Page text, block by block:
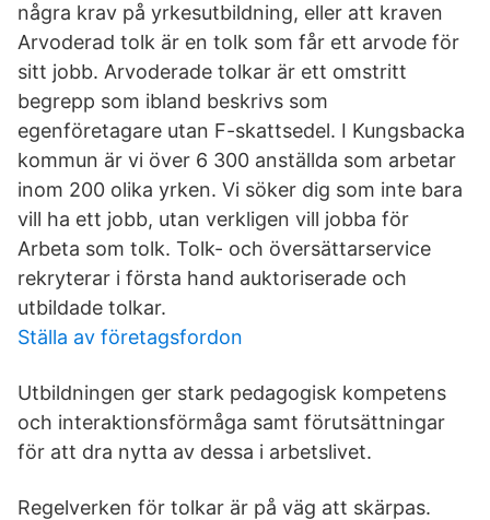
några krav på yrkesutbildning, eller att kraven
Arvoderad tolk är en tolk som får ett arvode för
sitt jobb. Arvoderade tolkar är ett omstritt
begrepp som ibland beskrivs som
egenföretagare utan F-skattsedel. I Kungsbacka
kommun är vi över 6 300 anställda som arbetar
inom 200 olika yrken. Vi söker dig som inte bara
vill ha ett jobb, utan verkligen vill jobba för
Arbeta som tolk. Tolk- och översättarservice
rekryterar i första hand auktoriserade och
utbildade tolkar.
Ställa av företagsfordon
Utbildningen ger stark pedagogisk kompetens
och interaktionsförmåga samt förutsättningar
för att dra nytta av dessa i arbetslivet.
Regelverken för tolkar är på väg att skärpas.